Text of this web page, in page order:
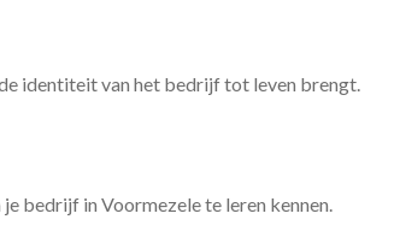
identiteit van het bedrijf tot leven brengt.
bedrijf in Voormezele te leren kennen.